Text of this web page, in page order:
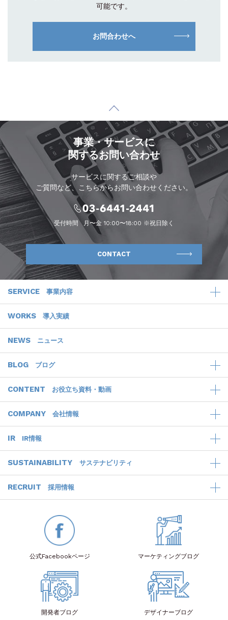
可能です。
お問合わせへ
事業・サービスに
関するお問い合わせ
サービスに関するご相談や
ご質問など、こちらからお問い合わせください。
受付時間 月〜金 10:00〜18:00 ※祝日除く
CONTACT
SERVICE 事業内容
WORKS 導入実績
NEWS ニュース
BLOG ブログ
CONTENT お役立ち資料・動画
COMPANY 会社情報
IR IR情報
SUSTAINABILITY サステナビリティ
RECRUIT 採用情報
公式Facebookページ マーケティングブログ
開発者ブログ デザイナーブログ